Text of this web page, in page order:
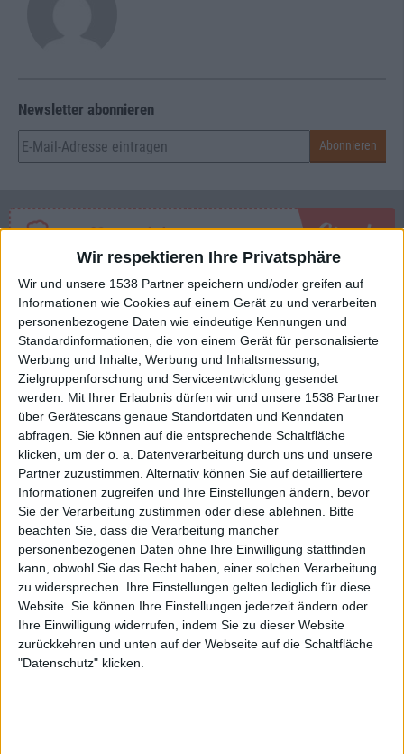
Wir respektieren Ihre Privatsphäre
Wir und unsere 1538 Partner speichern und/oder greifen auf
Informationen wie Cookies auf einem Gerät zu und verarbeiten
personenbezogene Daten wie eindeutige Kennungen und
Standardinformationen, die von einem Gerät für personalisierte
Werbung und Inhalte, Werbung und Inhaltsmessung,
Zielgruppenforschung und Serviceentwicklung gesendet
werden.
Mit Ihrer Erlaubnis dürfen wir und unsere 1538 Partner
über Gerätescans genaue Standortdaten und Kenndaten
abfragen. Sie können auf die entsprechende Schaltfläche
klicken, um der o. a. Datenverarbeitung durch uns und unsere
Partner zuzustimmen. Alternativ können Sie auf detailliertere
Informationen zugreifen und Ihre Einstellungen ändern, bevor
Sie der Verarbeitung zustimmen oder diese ablehnen.
Bitte
beachten Sie, dass die Verarbeitung mancher
personenbezogenen Daten ohne Ihre Einwilligung stattfinden
kann, obwohl Sie das Recht haben, einer solchen Verarbeitung
zu widersprechen. Ihre Einstellungen gelten lediglich für diese
Website. Sie können Ihre Einstellungen jederzeit ändern oder
Ihre Einwilligung widerrufen, indem Sie zu dieser Website
zurückkehren und unten auf der Webseite auf die Schaltfläche
"Datenschutz" klicken.
Newsletter abonnieren
Interessante Alben finden
Auf der Suche nach neuer Mucke? Durchsuche unser Review-Archiv mit
aktuell
Reviews und lass Dich inspirieren!
Nach Wertung filtern▼︎
von
Punkten
Nach Genres filtern►︎